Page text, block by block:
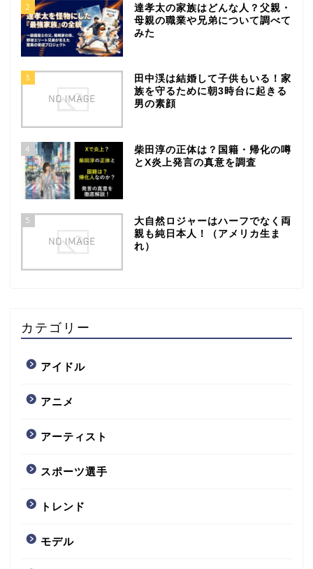
2
達孝太の家族はどんな人？父親・
母親の職業や兄弟について調べて
みた
3
田中渓は結婚して子供もいる！家
族を守るために朝3時台に起きる
男の素顔
4
柴田淳の正体は？国籍・帰化の噂
とX炎上発言の真意を調査
5
大自然ロジャーはハーフでなく両
親も純日本人！（アメリカ生ま
れ）
カテゴリー
アイドル
アニメ
アーティスト
スポーツ選手
トレンド
モデル